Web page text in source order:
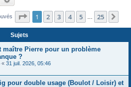
Page 1sur25
1 2 3 4 5 25
Sujets
maître Pierre pour un problème
?
« 31 juil. 2026, 05:46
pour double usage (Boulot / Loisir) et